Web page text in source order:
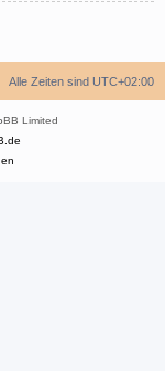
Alle Zeiten sind UTC+02:00
Limited